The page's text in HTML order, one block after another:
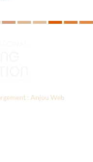
: Anjou Web